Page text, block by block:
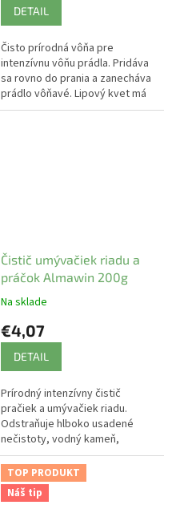
DETAIL
Čisto prírodná vôňa pre
intenzívnu vôňu prádla. Pridáva
sa rovno do prania a zanecháva
prádlo vôňavé. Lipový kvet má
upokojujúcu vôňu.
Čistič umývačiek riadu a
práčok Almawin 200g
Na sklade
€4,07
DETAIL
Prírodný intenzívny čistič
pračiek a umývačiek riadu.
Odstraňuje hlboko usadené
nečistoty, vodný kameň,
mastnotu.
TOP PRODUKT
Náš tip